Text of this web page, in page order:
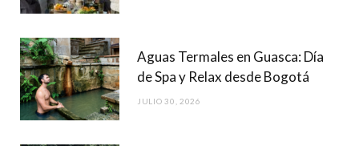
Aguas Termales en Guasca: Día
de Spa y Relax desde Bogotá
JULIO 30, 2026